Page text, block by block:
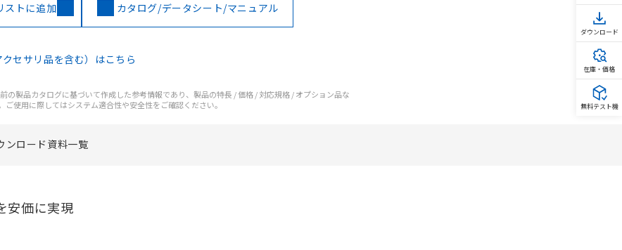
ストに追加 カタログ/データシート/マニュアル
セサリ品を含む）はこちら
の製品カタログに基づいて作成した参考情報であり、製品の特長 / 価格 / 対応規格 / オプション品な
使用に際してはシステム適合性や安全性をご確認ください。
ンロード資料一覧
安価に実現
ダウンロード
在庫・価格
無料テスト機